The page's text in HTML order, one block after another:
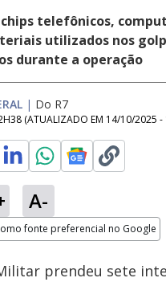
telefônicos,
utilizados nos
durante a operação
| Do R7
(ATUALIZADO EM 14/10/2025 -
A-
fonte preferencial no Google
prendeu sete